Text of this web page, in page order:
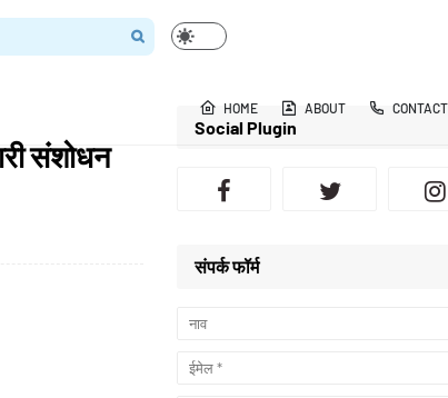
HOME ABOUT CONTACT
संशोधन
Social Plugin
संपर्क फॉर्म